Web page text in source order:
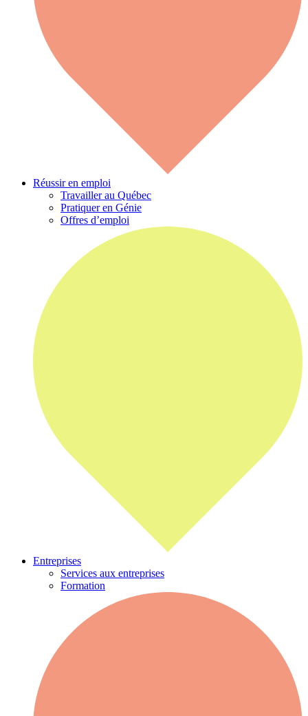
Réussir en emploi
Travailler au Québec
Pratiquer en Génie
Offres d’emploi
Entreprises
Services aux entreprises
Formation